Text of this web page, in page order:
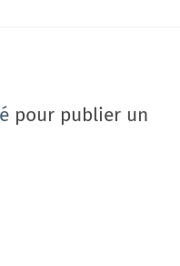
pour publier un